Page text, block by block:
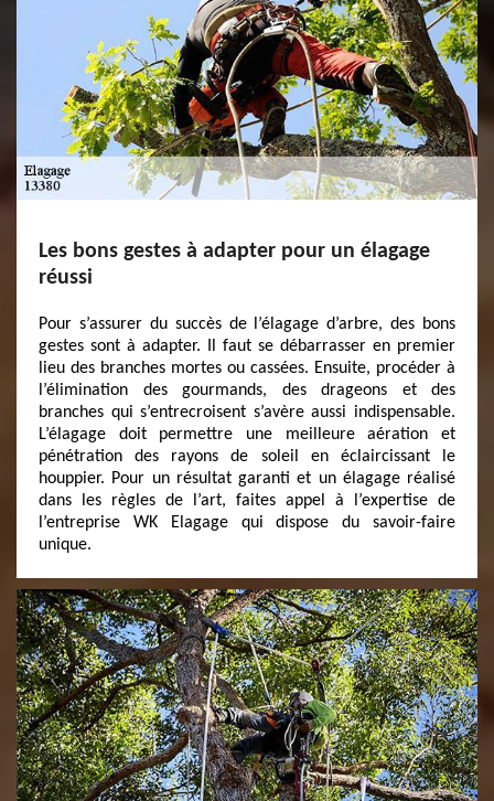
Les bons gestes à adapter pour un élagage
réussi
Pour s’assurer du succès de l’élagage d’arbre, des bons
gestes sont à adapter. Il faut se débarrasser en premier
lieu des branches mortes ou cassées. Ensuite, procéder à
l’élimination des gourmands, des drageons et des
branches qui s’entrecroisent s’avère aussi indispensable.
L’élagage doit permettre une meilleure aération et
pénétration des rayons de soleil en éclaircissant le
houppier. Pour un résultat garanti et un élagage réalisé
dans les règles de l’art, faites appel à l’expertise de
l’entreprise WK Elagage qui dispose du savoir-faire
unique.